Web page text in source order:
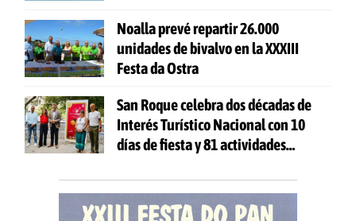
Noalla prevé repartir 26.000
unidades de bivalvo en la XXXIII
Festa da Ostra
San Roque celebra dos décadas de
Interés Turístico Nacional con 10
días de fiesta y 81 actividades